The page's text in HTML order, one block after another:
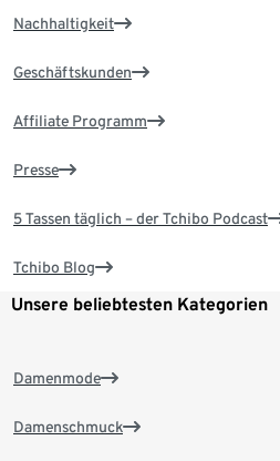
Nachhaltigkeit
Geschäftskunden
Affiliate Programm
Presse
5 Tassen täglich – der Tchibo Podcast
Tchibo Blog
Unsere beliebtesten Kategorien
Damenmode
Damenschmuck